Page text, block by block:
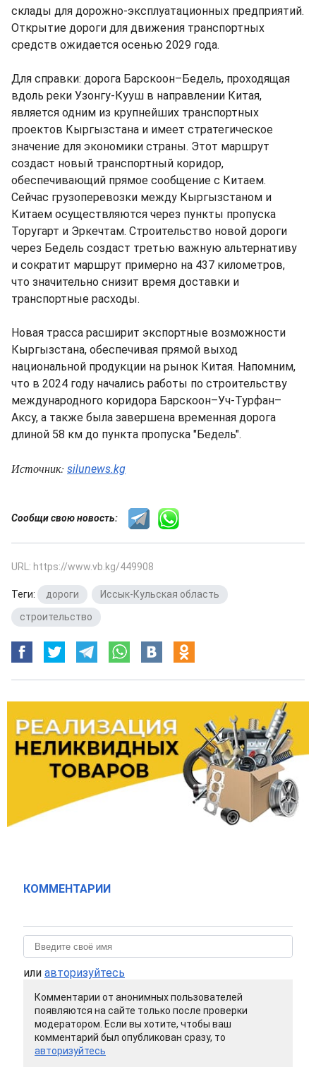
склады для дорожно-эксплуатационных предприятий.
Открытие дороги для движения транспортных
средств ожидается осенью 2029 года.
Для справки: дорога Барскоон–Бедель, проходящая
вдоль реки Узонгу-Кууш в направлении Китая,
является одним из крупнейших транспортных
проектов Кыргызстана и имеет стратегическое
значение для экономики страны. Этот маршрут
создаст новый транспортный коридор,
обеспечивающий прямое сообщение с Китаем.
Сейчас грузоперевозки между Кыргызстаном и
Китаем осуществляются через пункты пропуска
Торугарт и Эркечтам. Строительство новой дороги
через Бедель создаст третью важную альтернативу
и сократит маршрут примерно на 437 километров,
что значительно снизит время доставки и
транспортные расходы.
Новая трасса расширит экспортные возможности
Кыргызстана, обеспечивая прямой выход
национальной продукции на рынок Китая. Напомним,
что в 2024 году начались работы по строительству
международного коридора Барскоон–Уч-Турфан–
Аксу, а также была завершена временная дорога
длиной 58 км до пункта пропуска "Бедель".
Источник: silunews.kg
Сообщи свою новость:
URL: https://www.vb.kg/449908
Теги: дороги Иссык-Кульская область
строительство
КОММЕНТАРИИ
или авторизуйтесь
Комментарии от анонимных пользователей
появляются на сайте только после проверки
модератором. Если вы хотите, чтобы ваш
комментарий был опубликован сразу, то
авторизуйтесь